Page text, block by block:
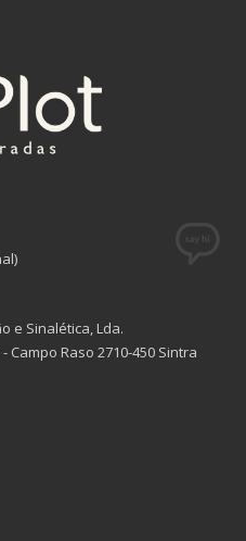
e Sinalética, Lda.
Campo Raso 2710-450 Sintra